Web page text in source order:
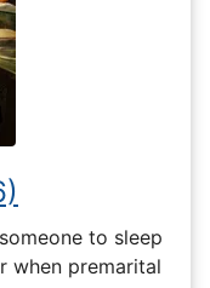
to sleep
when premarital